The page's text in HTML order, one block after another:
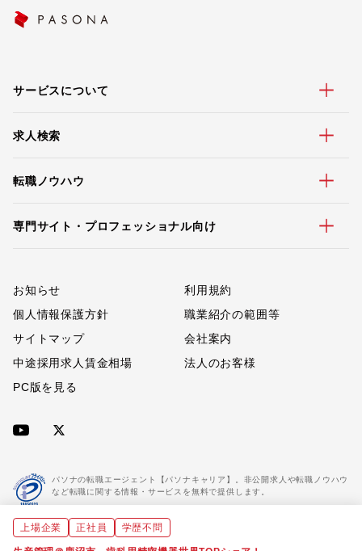
サービスについて
求人検索
転職ノウハウ
専門サイト・プロフェッショナル向け
お知らせ
利用規約
個人情報保護方針
職業紹介の範囲等
サイトマップ
会社案内
中途採用求人賃金相場
法人のお客様
PC版を見る
パソナの転職エージェント【パソナキャリア】。非公開求人や転職ノウハウ
など転職に関する情報・サービスを無料で提供します。
「パソナキャリア」は職業紹介優良事業者に認定されています。
上場企業 正社員 学歴不問